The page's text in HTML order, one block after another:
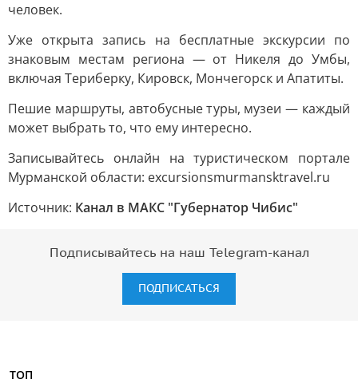
человек.
Уже открыта запись на бесплатные экскурсии по
знаковым местам региона — от Никеля до Умбы,
включая Териберку, Кировск, Мончегорск и Апатиты.
Пешие маршруты, автобусные туры, музеи — каждый
может выбрать то, что ему интересно.
Записывайтесь онлайн на туристическом портале
Мурманской области: excursionsmurmansktravel.ru
Источник: Канал в МАКС "Губернатор Чибис"
Подписывайтесь на наш Telegram-канал
ПОДПИСАТЬСЯ
ТОП